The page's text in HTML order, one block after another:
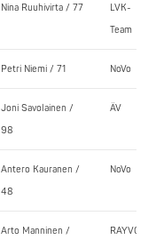
Nina Ruuhivirta / 77
LVK-
Team
Petri Niemi / 71 NoVo
Joni Savolainen /
98
ÄV
Antero Kauranen /
48
NoVo
Arto Manninen /
RAYVO